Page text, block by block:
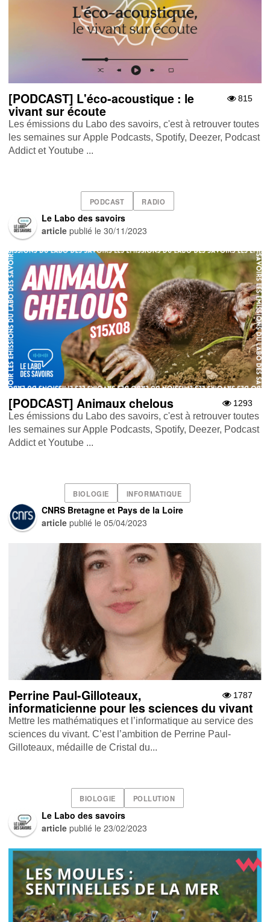
815
[PODCAST] L'éco-acoustique : le
vivant sur écoute
Les émissions du Labo des savoirs, c'est à retrouver toutes
les semaines sur Apple Podcasts , Spotify , Deezer , Podcast
Addict et Youtube ...
PODCAST RADIO
Le Labo des savoirs
article publié le30/11/2023
1293
[PODCAST] Animaux chelous
Les émissions du Labo des savoirs, c'est à retrouver toutes
les semaines sur Apple Podcasts , Spotify , Deezer , Podcast
Addict et Youtube ...
BIOLOGIE INFORMATIQUE
CNRS Bretagne et Pays de la Loire
article publié le05/04/2023
1787
Perrine Paul-Gilloteaux,
informaticienne pour les sciences du vivant
Mettre les mathématiques et l’informatique au service des
sciences du vivant. C’est l’ambition de Perrine Paul-
Gilloteaux, médaille de Cristal du...
BIOLOGIE POLLUTION
Le Labo des savoirs
article publié le23/02/2023